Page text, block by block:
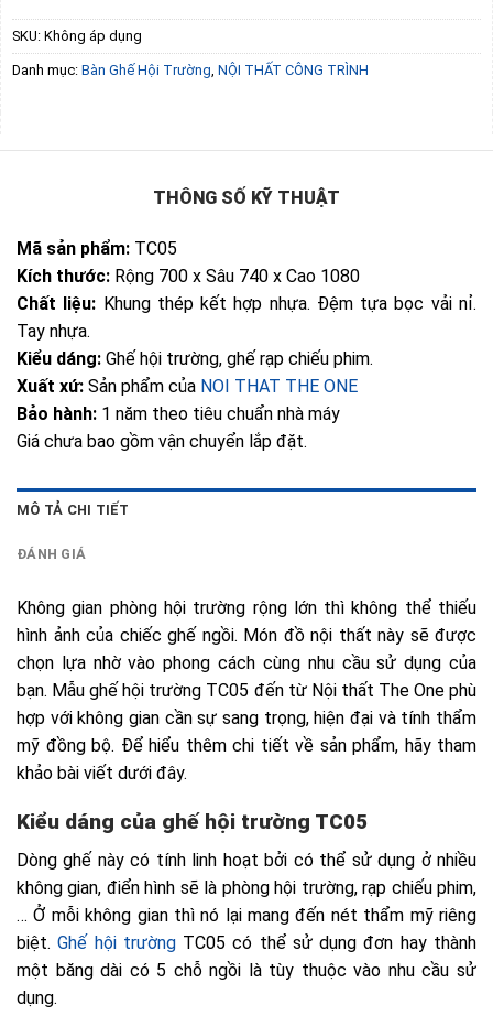
SKU: Không áp dụng
Danh mục: Bàn Ghế Hội Trường, NỘI THẤT CÔNG TRÌNH
THÔNG SỐ KỸ THUẬT
Mã sản phẩm: TC05
Kích thước: Rộng 700 x Sâu 740 x Cao 1080
Chất liệu: Khung thép kết hợp nhựa. Đệm tựa bọc vải nỉ.
Tay nhựa.
Kiểu dáng: Ghế hội trường, ghế rạp chiếu phim.
Xuất xứ: Sản phẩm của NOI THAT THE ONE
Bảo hành: 1 năm theo tiêu chuẩn nhà máy
Giá chưa bao gồm vận chuyển lắp đặt.
MÔ TẢ CHI TIẾT
ĐÁNH GIÁ